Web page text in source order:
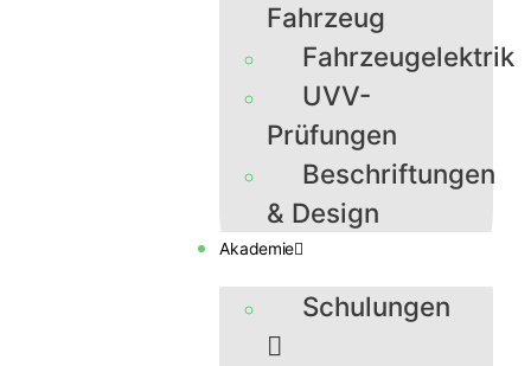
Fahrzeug
Fahrzeugelektrik
UVV-
Prüfungen
Beschriftungen
& Design
Akademie
Schulungen